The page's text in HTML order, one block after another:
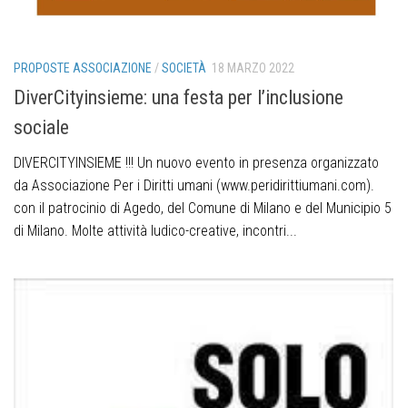
PROPOSTE ASSOCIAZIONE /SOCIETÀ 18 MARZO 2022
DiverCityinsieme: una festa per l’inclusione
sociale
DIVERCITYINSIEME !!! Un nuovo evento in presenza organizzato
da Associazione Per i Diritti umani (www.peridirittiumani.com).
con il patrocinio di Agedo, del Comune di Milano e del Municipio 5
di Milano. Molte attività ludico-creative, incontri...